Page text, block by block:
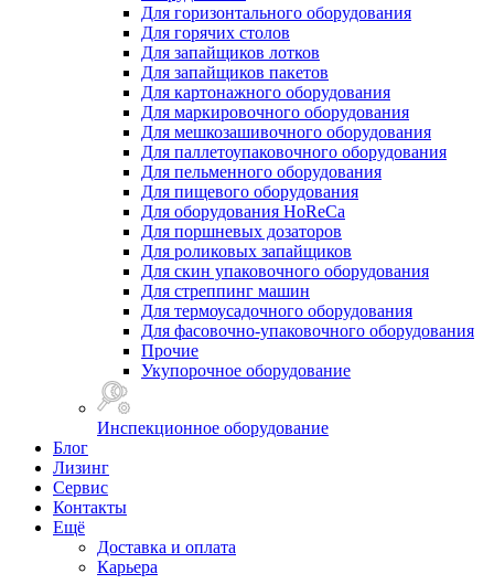
Для горизонтального оборудования
Для горячих столов
Для запайщиков лотков
Для запайщиков пакетов
Для картонажного оборудования
Для маркировочного оборудования
Для мешкозашивочного оборудования
Для паллетоупаковочного оборудования
Для пельменного оборудования
Для пищевого оборудования
Для оборудования HoReCa
Для поршневых дозаторов
Для роликовых запайщиков
Для скин упаковочного оборудования
Для стреппинг машин
Для термоусадочного оборудования
Для фасовочно-упаковочного оборудования
Прочие
Укупорочное оборудование
Инспекционное оборудование
Блог
Лизинг
Сервис
Контакты
Ещё
Доставка и оплата
Карьера